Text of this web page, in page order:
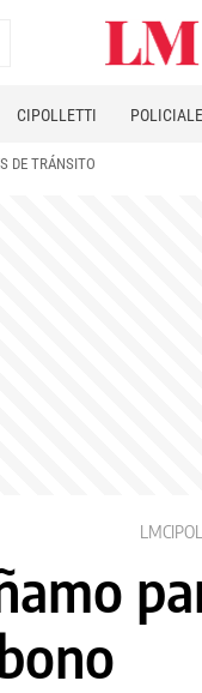
CIPOLLETTI
DE TRÁNSITO